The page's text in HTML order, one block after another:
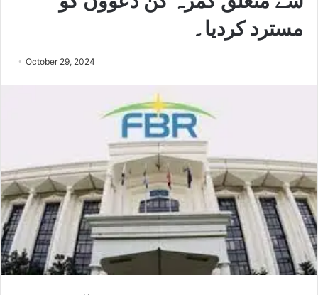
مسترد کردیا۔
October 29, 2024